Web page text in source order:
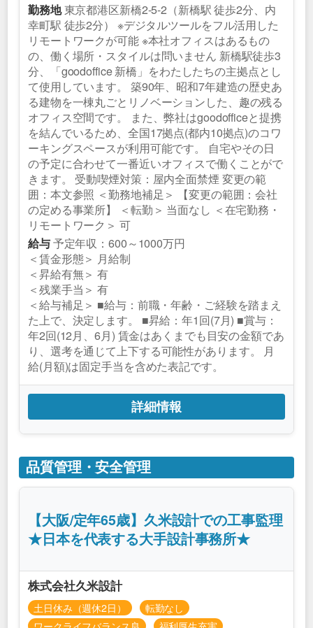
勤務地東京都港区新橋2-5-2（新橋駅 徒歩2分、内
幸町駅 徒歩2分） ※デジタルツールをフル活用した
リモートワークが可能 ※本社オフィスはあるもの
の、働く場所・スタイルは問いません 新橋駅徒歩3
分、「goodoffice 新橋」をわたしたちの主拠点とし
て使用しています。 築90年、昭和7年建造の歴史あ
る建物を一棟丸ごとリノベーションした、趣の残る
オフィス空間です。 また、弊社はgoodofficeと提携
を結んでいるため、全国17拠点(都内10拠点)のコワ
ーキングスペースが利用可能です。 自宅やその日
の予定に合わせて一番近いオフィスで働くことがで
きます。 受動喫煙対策：屋内全面禁煙 変更の範
囲：本文参照 ＜勤務地補足＞ 【変更の範囲：会社
の定める事業所】 ＜転勤＞ 当面なし ＜在宅勤務・
リモートワーク＞ 可
給与予定年収：600～1000万円
＜賃金形態＞ 月給制
＜昇給有無＞ 有
＜残業手当＞ 有
＜給与補足＞ ■給与：前職・年齢・ご経験を踏まえ
た上で、決定します。 ■昇給：年1回(7月) ■賞与：
年2回(12月、6月) 賃金はあくまでも目安の金額であ
り、選考を通じて上下する可能性があります。 月
給(月額)は固定手当を含めた表記です。
詳細情報
品質管理・安全管理
【大阪/定年65歳】久米設計での工事監理
★日本を代表する大手設計事務所★
株式会社久米設計
土日休み（週休2日）
転勤なし